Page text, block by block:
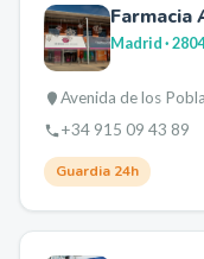
Farmacia
Madrid·
Avenida de los
+34 915 09 43 89
Guardia 24h